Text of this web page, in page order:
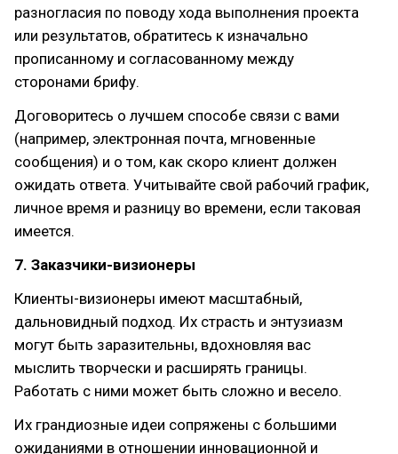
разногласия по поводу хода выполнения проекта
или результатов, обратитесь к изначально
прописанному и согласованному между
сторонами брифу.
Договоритесь о лучшем способе связи с вами
(например, электронная почта, мгновенные
сообщения) и о том, как скоро клиент должен
ожидать ответа. Учитывайте свой рабочий график,
личное время и разницу во времени, если таковая
имеется.
7. Заказчики-визионеры
Клиенты-визионеры имеют масштабный,
дальновидный подход. Их страсть и энтузиазм
могут быть заразительны, вдохновляя вас
мыслить творчески и расширять границы.
Работать с ними может быть сложно и весело.
Их грандиозные идеи сопряжены с большими
ожиданиями в отношении инновационной и